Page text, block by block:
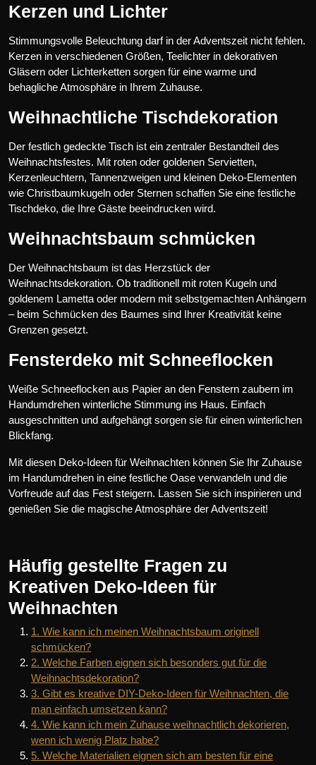
Kerzen und Lichter
Stimmungsvolle Beleuchtung darf in der Adventszeit nicht fehlen.
Kerzen in verschiedenen Größen, Teelichter in dekorativen
Gläsern oder Lichterketten sorgen für eine warme und
behagliche Atmosphäre in Ihrem Zuhause.
Weihnachtliche Tischdekoration
Der festlich gedeckte Tisch ist ein zentraler Bestandteil des
Weihnachtsfestes. Mit roten oder goldenen Servietten,
Kerzenleuchtern, Tannenzweigen und kleinen Deko-Elementen
wie Christbaumkugeln oder Sternen schaffen Sie eine festliche
Tischdeko, die Ihre Gäste beeindrucken wird.
Weihnachtsbaum schmücken
Der Weihnachtsbaum ist das Herzstück der
Weihnachtsdekoration. Ob traditionell mit roten Kugeln und
goldenem Lametta oder modern mit selbstgemachten Anhängern
– beim Schmücken des Baumes sind Ihrer Kreativität keine
Grenzen gesetzt.
Fensterdeko mit Schneeflocken
Weiße Schneeflocken aus Papier an den Fenstern zaubern im
Handumdrehen winterliche Stimmung ins Haus. Einfach
ausgeschnitten und aufgehängt sorgen sie für einen winterlichen
Blickfang.
Mit diesen Deko-Ideen für Weihnachten können Sie Ihr Zuhause
im Handumdrehen in eine festliche Oase verwandeln und die
Vorfreude auf das Fest steigern. Lassen Sie sich inspirieren und
genießen Sie die magische Atmosphäre der Adventszeit!
Häufig gestellte Fragen zu
Kreativen Deko-Ideen für
Weihnachten
1. Wie kann ich meinen Weihnachtsbaum originell
schmücken?
2. Welche Farben eignen sich besonders gut für die
Weihnachtsdekoration?
3. Gibt es kreative DIY-Deko-Ideen für Weihnachten, die
man einfach umsetzen kann?
4. Wie kann ich mein Zuhause weihnachtlich dekorieren,
wenn ich wenig Platz habe?
5. Welche Materialien eignen sich am besten für eine